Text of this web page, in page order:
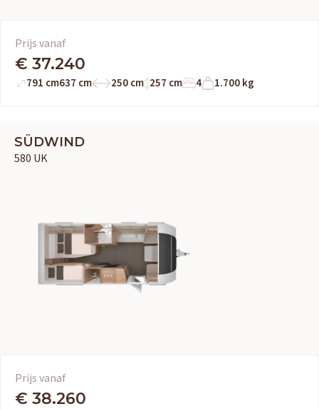
Prijs vanaf
€ 37.240
791 cm637 cm 250 cm 257 cm 4 1.700 kg
SÜDWIND
580 UK
Prijs vanaf
€ 38.260